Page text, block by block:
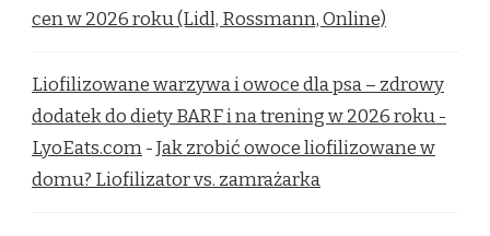
cen w 2026 roku (Lidl, Rossmann, Online)
Liofilizowane warzywa i owoce dla psa – zdrowy
dodatek do diety BARF i na trening w 2026 roku -
LyoEats.com-Jak zrobić owoce liofilizowane w
domu? Liofilizator vs. zamrażarka